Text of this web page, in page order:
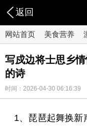
返回
网站首页 美食营养
写戍边将士思乡
的诗
时间：2026-04-30 06:16:39
1、琵琶起舞换新